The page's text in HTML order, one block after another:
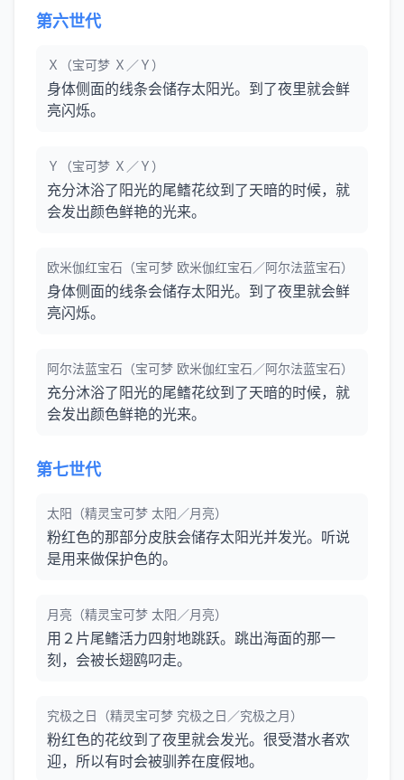
第六世代
Ｘ（宝可梦 Ｘ／Ｙ）
身体侧面的线条会储存太阳光。到了夜里就会鲜
亮闪烁。
Ｙ（宝可梦 Ｘ／Ｙ）
充分沐浴了阳光的尾鳍花纹到了天暗的时候，就
会发出颜色鲜艳的光来。
欧米伽红宝石（宝可梦 欧米伽红宝石／阿尔法蓝宝石）
身体侧面的线条会储存太阳光。到了夜里就会鲜
亮闪烁。
阿尔法蓝宝石（宝可梦 欧米伽红宝石／阿尔法蓝宝石）
充分沐浴了阳光的尾鳍花纹到了天暗的时候，就
会发出颜色鲜艳的光来。
第七世代
太阳（精灵宝可梦 太阳／月亮）
粉红色的那部分皮肤会储存太阳光并发光。听说
是用来做保护色的。
月亮（精灵宝可梦 太阳／月亮）
用２片尾鳍活力四射地跳跃。跳出海面的那一
刻，会被长翅鸥叼走。
究极之日（精灵宝可梦 究极之日／究极之月）
粉红色的花纹到了夜里就会发光。很受潜水者欢
迎，所以有时会被驯养在度假地。